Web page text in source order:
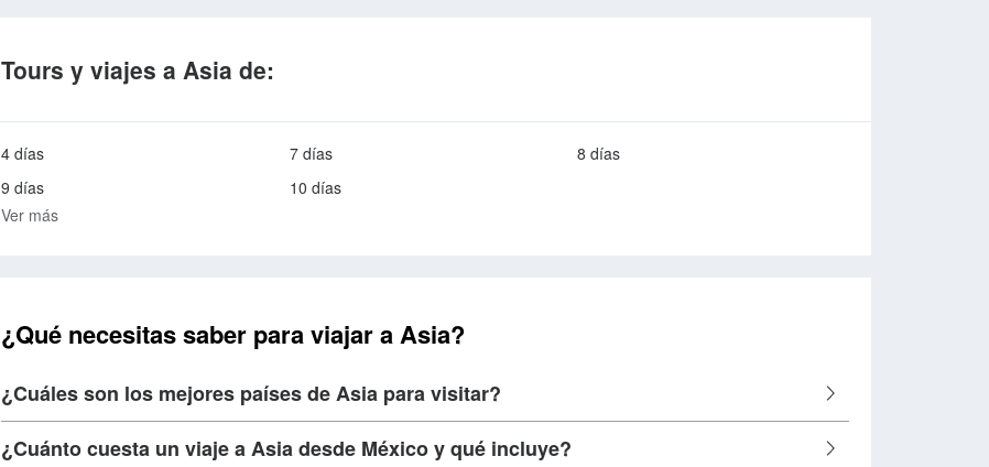
Tours y viajes a Asia de:
4 días 7 días
8 días
9 días
10 días
Ver más
¿Qué necesitas saber para viajar a Asia?
¿Cuáles son los mejores países de Asia para visitar?
¿Cuánto cuesta un viaje a Asia desde México y qué incluye?